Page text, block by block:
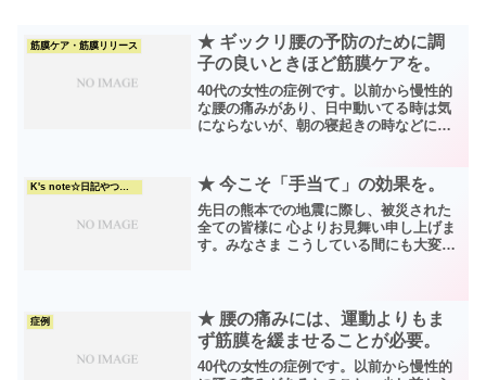
筋膜ケア・筋膜リリース
★ ギックリ腰の予防のために調
子の良いときほど筋膜ケアを。
40代の女性の症例です。以前から慢性的
な腰の痛みがあり、日中動いてる時は気
にならないが、朝の寝起きの時などに腰
あるというお話。うかつに急に動こうと
するとギックリ腰になり...
K's note☆日記やつぶやき ★ 今こそ「手当て」の効果を。
先日の熊本での地震に際し、被災された
全ての皆様に 心よりお見舞い申し上げま
す。みなさま こうしている間にも大変な
す。ニュースを見聞き...
症例
★ 腰の痛みには、運動よりもま
ず筋膜を緩ませることが必要。
40代の女性の症例です。以前から慢性的